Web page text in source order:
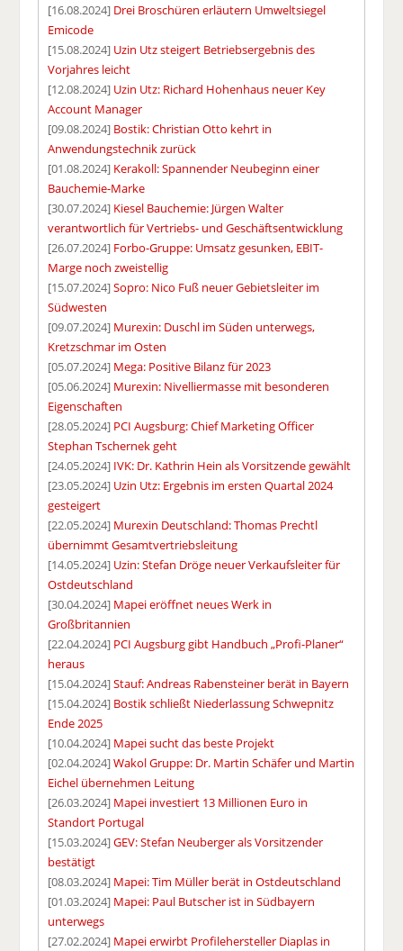
[16.08.2024] Drei Broschüren erläutern Umweltsiegel
Emicode
[15.08.2024] Uzin Utz steigert Betriebsergebnis des
Vorjahres leicht
[12.08.2024] Uzin Utz: Richard Hohenhaus neuer Key
Account Manager
[09.08.2024] Bostik: Christian Otto kehrt in
Anwendungstechnik zurück
[01.08.2024] Kerakoll: Spannender Neubeginn einer
Bauchemie-Marke
[30.07.2024] Kiesel Bauchemie: Jürgen Walter
verantwortlich für Vertriebs- und Geschäftsentwicklung
[26.07.2024] Forbo-Gruppe: Umsatz gesunken, EBIT-
Marge noch zweistellig
[15.07.2024]Sopro: Nico Fuß neuer Gebietsleiter im
Südwesten
[09.07.2024] Murexin: Duschl im Süden unterwegs,
Kretzschmar im Osten
[05.07.2024] Mega: Positive Bilanz für 2023
[05.06.2024] Murexin: Nivelliermasse mit besonderen
Eigenschaften
[28.05.2024] PCI Augsburg: Chief Marketing Officer
Stephan Tschernek geht
[24.05.2024] IVK: Dr. Kathrin Hein als Vorsitzende gewählt
[23.05.2024] Uzin Utz: Ergebnis im ersten Quartal 2024
gesteigert
[22.05.2024] Murexin Deutschland: Thomas Prechtl
übernimmt Gesamtvertriebsleitung
[14.05.2024] Uzin: Stefan Dröge neuer Verkaufsleiter für
Ostdeutschland
[30.04.2024] Mapei eröffnet neues Werk in
Großbritannien
[22.04.2024] PCI Augsburg gibt Handbuch „Profi-Planer“
heraus
[15.04.2024]Stauf: Andreas Rabensteiner berät in Bayern
[15.04.2024] Bostik schließt Niederlassung Schwepnitz
Ende 2025
[10.04.2024] Mapei sucht das beste Projekt
[02.04.2024]Wakol Gruppe: Dr. Martin Schäfer und Martin
Eichel übernehmen Leitung
[26.03.2024] Mapei investiert 13 Millionen Euro in
Standort Portugal
[15.03.2024]GEV: Stefan Neuberger als Vorsitzender
bestätigt
[08.03.2024] Mapei: Tim Müller berät in Ostdeutschland
[01.03.2024] Mapei: Paul Butscher ist in Südbayern
unterwegs
[27.02.2024] Mapei erwirbt Profilehersteller Diaplas in